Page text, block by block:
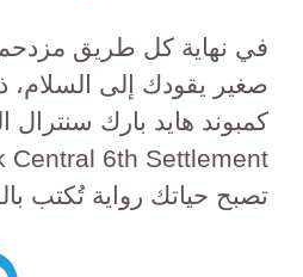
في نهاية كل طريق
صغير يقودك إلى السلام،
كمبوند هايد بارك سنترال
تصبح حياتك رواية تُكتب